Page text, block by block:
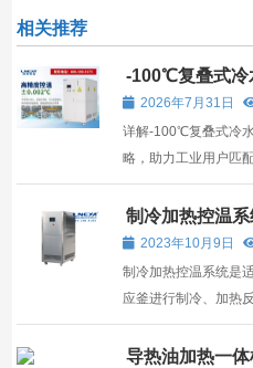
相关推荐
-100℃复叠式冷
如何匹配严苛工
2026年7月31日
详解-100℃复叠式冷
略，助力工业用户匹
制冷加热控温
义2023年10月9日
制冷加热控温系统是
应釜进行制冷、加热
温系统系列主要应用
升降温、恒温控制。
导热油加热一